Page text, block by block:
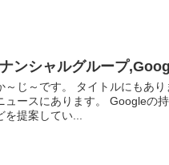
ンシャルグループ
～じ～です。 タイトルにもあ
ュースにあります。 Googleの
を提案してい...